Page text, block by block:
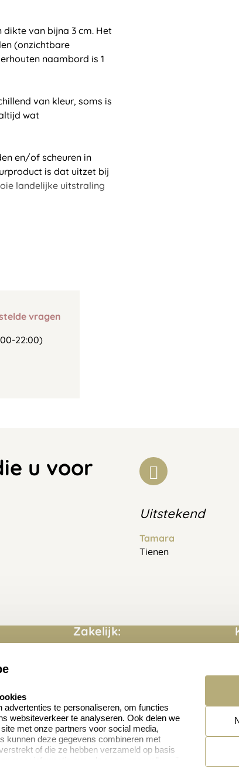
van bijna 3 cm. Het
(onzichtbare
naambord is 1
van kleur, soms is
wat
en/of scheuren in
is dat uitzet bij
landelijke uitstraling
vragen
22:00)
u voor
Uitstekend
Tamara
Tienen
Zakelijk:
te personaliseren, om functies
websiteverkeer te analyseren. Ook delen we
met onze partners voor social media,
kunnen deze gegevens combineren met
of die ze hebben verzameld op basis
naar ons privacy statement.